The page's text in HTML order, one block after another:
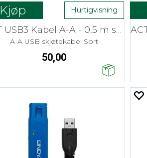
Kjøp Hurtigvisning
ACT USB3 Kabel A-A - 0,5 m skjøt
A-A USB skjøtekabel Sort
50,00